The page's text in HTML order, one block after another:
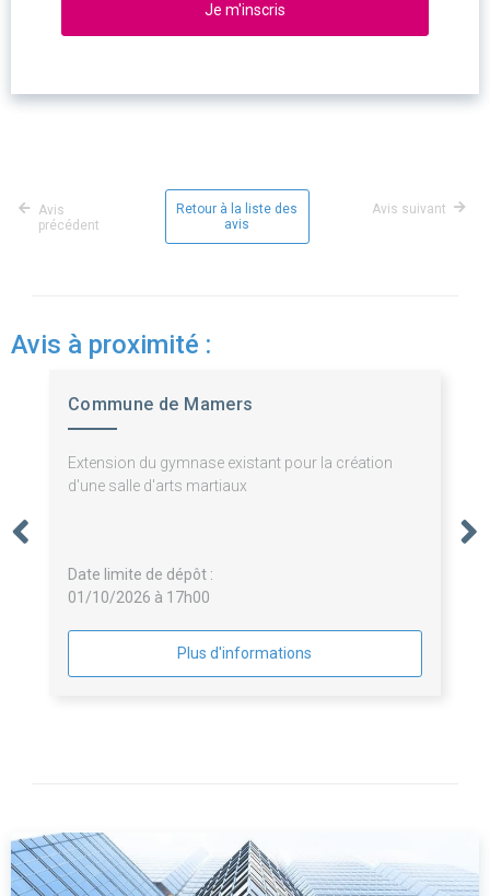
Je m'inscris
Avis
précédent
Retour à la liste des
avis
Avis suivant
Avis à proximité :
Commune de Mamers
Extension du gymnase existant pour la création
d'une salle d'arts martiaux
Date limite de dépôt :
01/10/2026 à 17h00
Plus d'informations